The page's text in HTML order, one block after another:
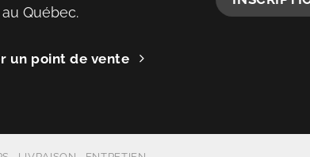
Québec.
un point de vente